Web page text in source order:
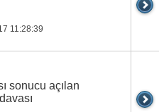
11:28:39
sonucu açılan